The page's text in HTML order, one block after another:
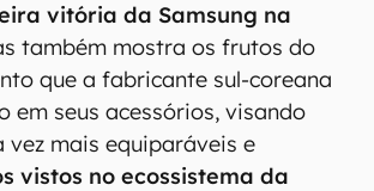
vitória da Samsung na
também mostra os frutos do
que a fabricante sul-coreana
em seus acessórios, visando
vez mais equiparáveis e
vistos no ecossistema da